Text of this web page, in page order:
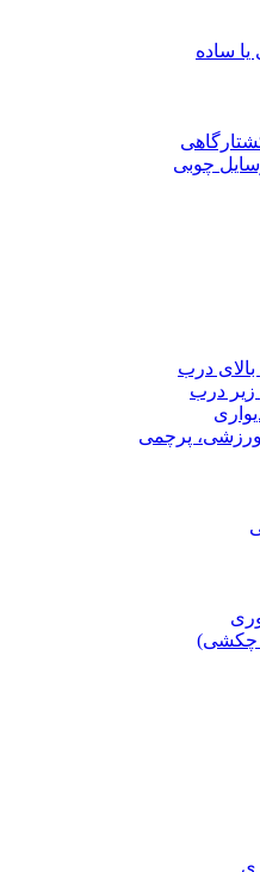
ساده
چوبی
بالای درب
زیر درب
پرچمی
چکشی)